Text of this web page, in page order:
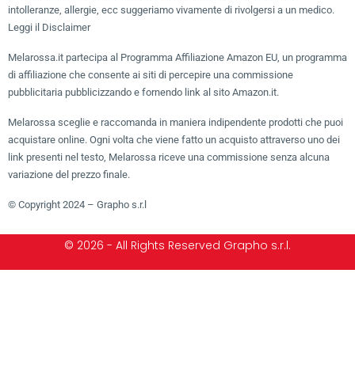
intolleranze, allergie, ecc suggeriamo vivamente di rivolgersi a un medico.
Leggi il Disclaimer
Melarossa.it partecipa al Programma Affiliazione Amazon EU, un programma
di affiliazione che consente ai siti di percepire una commissione
pubblicitaria pubblicizzando e fornendo link al sito Amazon.it.
Melarossa sceglie e raccomanda in maniera indipendente prodotti che puoi
acquistare online. Ogni volta che viene fatto un acquisto attraverso uno dei
link presenti nel testo, Melarossa riceve una commissione senza alcuna
variazione del prezzo finale.
© Copyright 2024 – Grapho s.r.l
© 2026 - All Rights Reserved Grapho s.r.l.